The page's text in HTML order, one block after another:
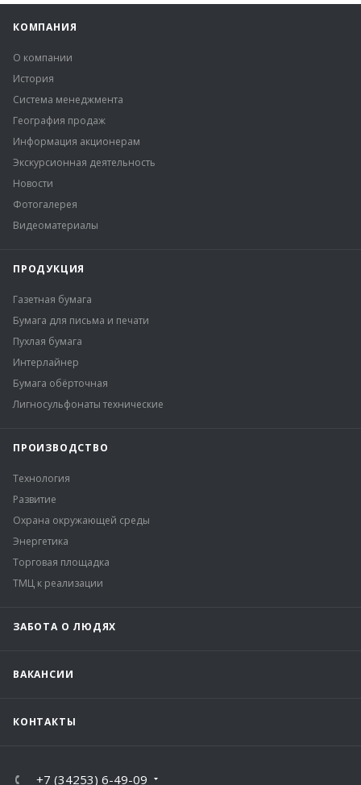
КОМПАНИЯ
О компании
История
Система менеджмента
География продаж
Информация акционерам
Экскурсионная деятельность
Новости
Фотогалерея
Видеоматериалы
ПРОДУКЦИЯ
Газетная бумага
Бумага для письма и печати
Пухлая бумага
Интерлайнер
Бумага обёрточная
Лигносульфонаты технические
ПРОИЗВОДСТВО
Технология
Развитие
Охрана окружающей среды
Энергетика
Торговая площадка
ТМЦ к реализации
ЗАБОТА О ЛЮДЯХ
ВАКАНСИИ
КОНТАКТЫ
+7 (34253) 6-49-09